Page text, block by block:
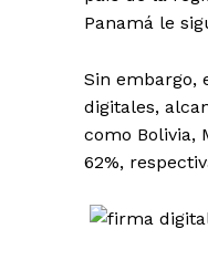
Panamá le
Sin embargo,
digitales,
como Bolivia,
62%,